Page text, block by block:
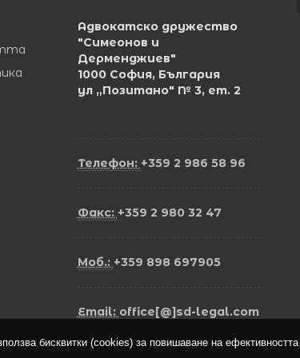
Адвокатско дружество
"Симеонов и
Дерменджиев"
1000 София, България
ул „Позитано" № 3, ет. 2
Телефон: +359 2 986 58 96
Факс: +359 2 980 32 47
Моб.: +359 898 697905
Email: office[@]sd-legal.com
бисквитки (cookies) за повишаване на